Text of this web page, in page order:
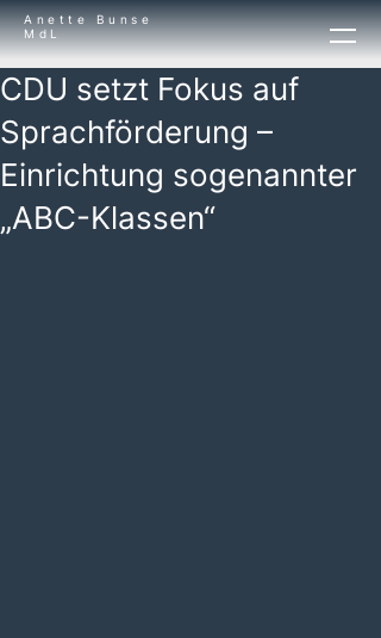
Anette Bunse
MdL
CDU setzt Fokus auf
Sprachförderung –
Einrichtung sogenannter
„ABC-Klassen“